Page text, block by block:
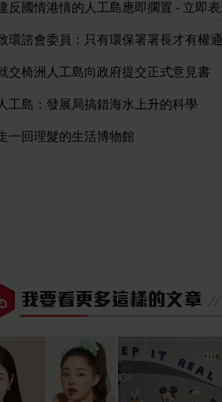
反國情港情的人工島應即擱置 - 立即表達意見（3月31
環諮會委員：只有環保署署長才有權通過或否決環
交椅洲人工島向政府提交正式意見書
人工島：發展局搞錯海水上升的科學
一回理髮的生活博物館